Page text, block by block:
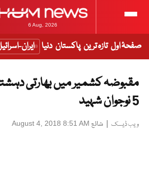
6 Aug, 2026
صفحۂ اول تازہ ترین پاکستان دنیا ایران-
مقبوضہ کشمیر میں بھارتی
5 نوجوان شہید
ویب ڈیسک | شائع August 4, 2018 8:51 AM